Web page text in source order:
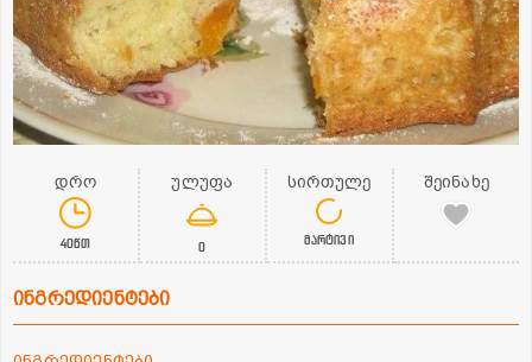
დრო
40წთ
ულუფა
0
სირთულე
მარტივი
შეინახე
ინგრედიენტები